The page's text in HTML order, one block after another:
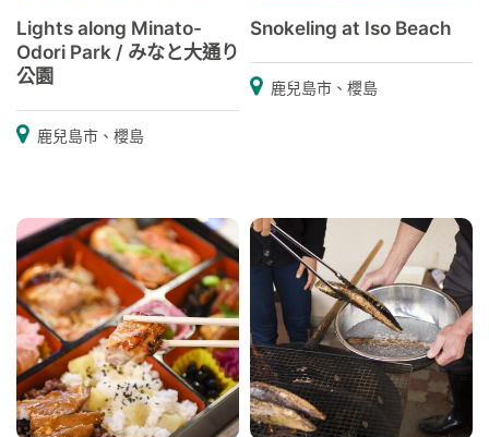
Lights along Minato-
Odori Park / みなと大通り
公園
鹿兒島市、櫻島
Snokeling at Iso Beach
鹿兒島市、櫻島